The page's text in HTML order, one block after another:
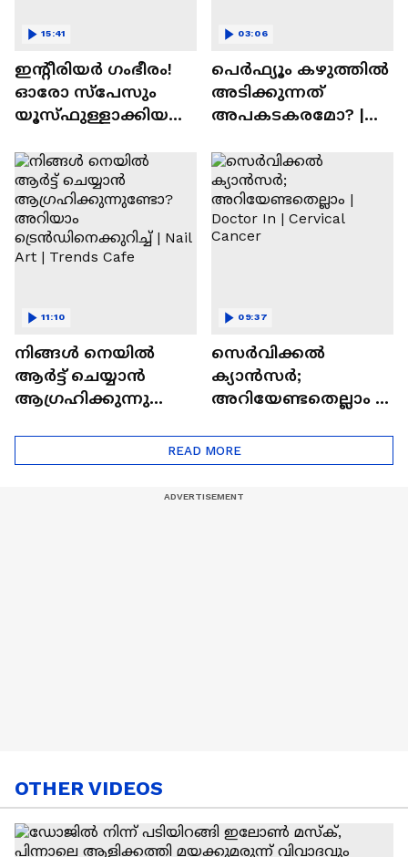
ഇന്റീരിയർ ഗംഭീരം!
ഓരോ സ്‌പേസും
യൂസ്ഫുള്ളാക്കിയ
15:41
പെർഫ്യൂം കഴുത്തിൽ
അടിക്കുന്നത്
അപകടകരമോ? |
03:06
നിങ്ങൾ നെയിൽ
ആർട്ട് ചെയ്യാൻ
ആഗ്രഹിക്കുന്നുണ്ടോ
ട്രെൻഡിനെക്കുറിച്ച് |
Nail Art | Trends Cafe
11:10
സെർവിക്കൽ
ക്യാൻസർ;
അറിയേണ്ടതെല്ലാം |
Cancer
09:37
READ MORE
OTHER VIDEOS